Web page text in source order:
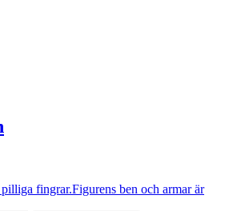
fingrar.Figurens ben och armar är